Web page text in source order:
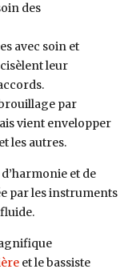
des
avec soin et
leur
par
vient envelopper
les autres.
et de
par les instruments
et le bassiste